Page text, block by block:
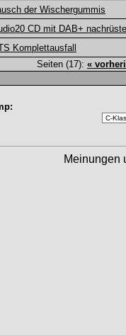
der Wischergummis
CD mit DAB+
Komplettausfall
Seiten (17): «
Meinungen